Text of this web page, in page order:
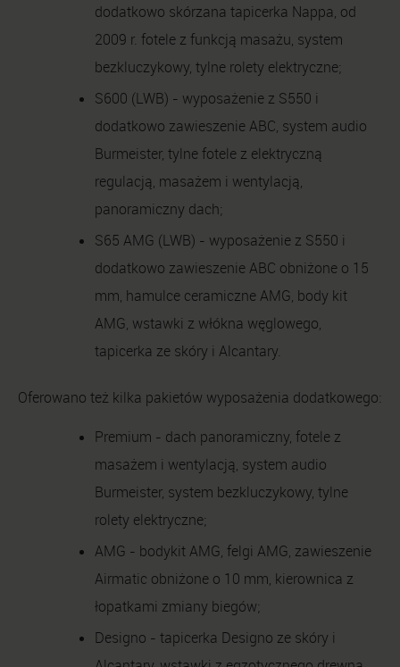
dodatkowo skórzana tapicerka Nappa, od
2009 r. fotele z funkcją masażu, system
bezkluczykowy, tylne rolety elektryczne;
S600 (LWB) - wyposażenie z S550 i
dodatkowo zawieszenie ABC, system audio
Burmeister, tylne fotele z elektryczną
regulacją, masażem i wentylacją,
panoramiczny dach;
S65 AMG (LWB) - wyposażenie z S550 i
dodatkowo zawieszenie ABC obniżone o 15
mm, hamulce ceramiczne AMG, body kit
AMG, wstawki z włókna węglowego,
tapicerka ze skóry i Alcantary.
Oferowano też kilka pakietów wyposażenia dodatkowego:
Premium - dach panoramiczny, fotele z
masażem i wentylacją, system audio
Burmeister, system bezkluczykowy, tylne
rolety elektryczne;
AMG - bodykit AMG, felgi AMG, zawieszenie
Airmatic obniżone o 10 mm, kierownica z
łopatkami zmiany biegów;
Designo - tapicerka Designo ze skóry i